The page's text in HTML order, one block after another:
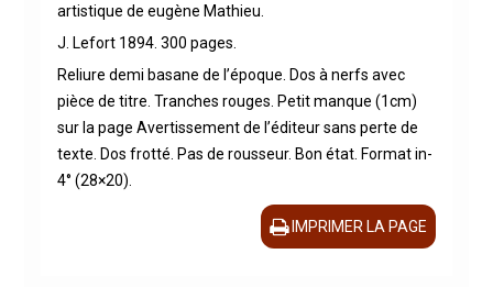
artistique de eugène Mathieu.
J. Lefort 1894. 300 pages.
Reliure demi basane de l’époque. Dos à nerfs avec
pièce de titre. Tranches rouges. Petit manque (1cm)
sur la page Avertissement de l’éditeur sans perte de
texte. Dos frotté. Pas de rousseur. Bon état. Format in-
4° (28×20).
IMPRIMER LA PAGE